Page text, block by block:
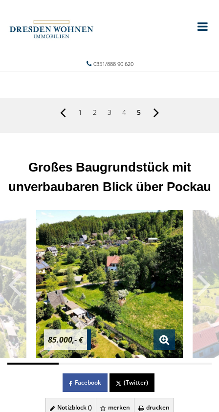
0351/888 90 620
1 2 3 4 5
Großes Baugrundstück mit
unverbaubaren Blick über Pockau
85.000,- €
Facebook (Twitter)
Notizblock () merken drucken